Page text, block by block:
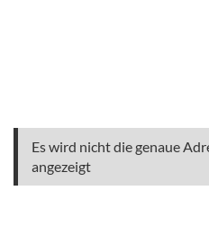
Es wird nicht die genaue
angezeigt